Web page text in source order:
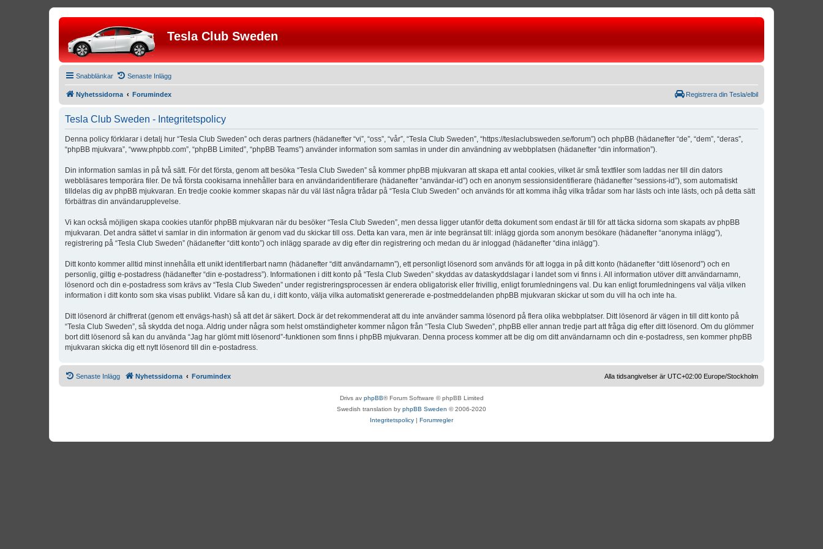
Tesla Club Sweden
Snabblänkar Senaste Inlägg
Nyhetssidorna Forumindex Registrera din Tesla/elbil
Tesla Club Sweden - Integritetspolicy
Denna policy förklarar i detalj hur “Tesla Club Sweden” och deras partners (hädanefter “vi”, “oss”, “vår”, “Tesla Club Sweden”, “https://teslaclubsweden.se/forum”) och phpBB (hädanefter “de”, “dem”, “deras”,
“phpBB mjukvara”, “www.phpbb.com”, “phpBB Limited”, “phpBB Teams”) använder information som samlas in under din användning av webbplatsen (hädanefter “din information”).
Din information samlas in på två sätt. För det första, genom att besöka “Tesla Club Sweden” så kommer phpBB mjukvaran att skapa ett antal cookies, vilket är små textfiler som laddas ner till din dators
webbläsares temporära filer. De två första cookisarna innehåller bara en användaridentifierare (hädanefter “användar-id”) och en anonym sessionsidentifierare (hädanefter “sessions-id”), som automatiskt
tilldelas dig av phpBB mjukvaran. En tredje cookie kommer skapas när du väl läst några trådar på “Tesla Club Sweden” och används för att komma ihåg vilka trådar som har lästs och inte lästs, och på detta sätt
förbättras din användarupplevelse.
Vi kan också möjligen skapa cookies utanför phpBB mjukvaran när du besöker “Tesla Club Sweden”, men dessa ligger utanför detta dokument som endast är till för att täcka sidorna som skapats av phpBB
mjukvaran. Det andra sättet vi samlar in din information är genom vad du skickar till oss. Detta kan vara, men är inte begränsat till: inlägg gjorda som anonym besökare (hädanefter “anonyma inlägg”),
registrering på “Tesla Club Sweden” (hädanefter “ditt konto”) och inlägg sparade av dig efter din registrering och medan du är inloggad (hädanefter “dina inlägg”).
Ditt konto kommer alltid minst innehålla ett unikt identifierbart namn (hädanefter “ditt användarnamn”), ett personligt lösenord som används för att logga in på ditt konto (hädanefter “ditt lösenord”) och en
personlig, giltig e-postadress (hädanefter “din e-postadress”). Informationen i ditt konto på “Tesla Club Sweden” skyddas av dataskyddslagar i landet som vi finns i. All information utöver ditt användarnamn,
lösenord och din e-postadress som krävs av “Tesla Club Sweden” under registreringsprocessen är endera obligatorisk eller frivillig, enligt forumledningens val. Du kan enligt forumledningens val välja vilken
information i ditt konto som ska visas publikt. Vidare så kan du, i ditt konto, välja vilka automatiskt genererade e-postmeddelanden phpBB mjukvaran skickar ut som du vill ha och inte ha.
Ditt lösenord är chiffrerat (genom ett envägs-hash) så att det är säkert. Dock är det rekommenderat att du inte använder samma lösenord på flera olika webbplatser. Ditt lösenord är vägen in till ditt konto på
“Tesla Club Sweden”, så skydda det noga. Aldrig under några som helst omständigheter kommer någon från “Tesla Club Sweden”, phpBB eller annan tredje part att fråga dig efter ditt lösenord. Om du glömmer
bort ditt lösenord så kan du använda “Jag har glömt mitt lösenord”-funktionen som finns i phpBB mjukvaran. Denna process kommer att be dig om ditt användarnamn och din e-postadress, sen kommer phpBB
mjukvaran skicka dig ett nytt lösenord till din e-postadress.
Senaste Inlägg Nyhetssidorna Forumindex Alla tidsangivelser är UTC+02:00 Europe/Stockholm
Drivs av phpBB® Forum Software © phpBB Limited
Swedish translation by phpBB Sweden © 2006-2020
Integritetspolicy | Forumregler